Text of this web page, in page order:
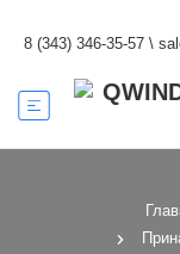
8 (343) 346-35-57 \